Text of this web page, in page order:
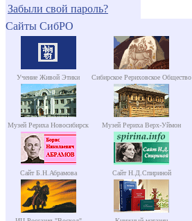
Забыли свой пароль?
Сайты СибРО
Учение Живой Этики Сибирское Рериховское Общество
Музей Рериха Новосибирск Музей Рериха Верх-Уймон
Сайт Б.Н.Абрамова Сайт Н.Д.Спириной